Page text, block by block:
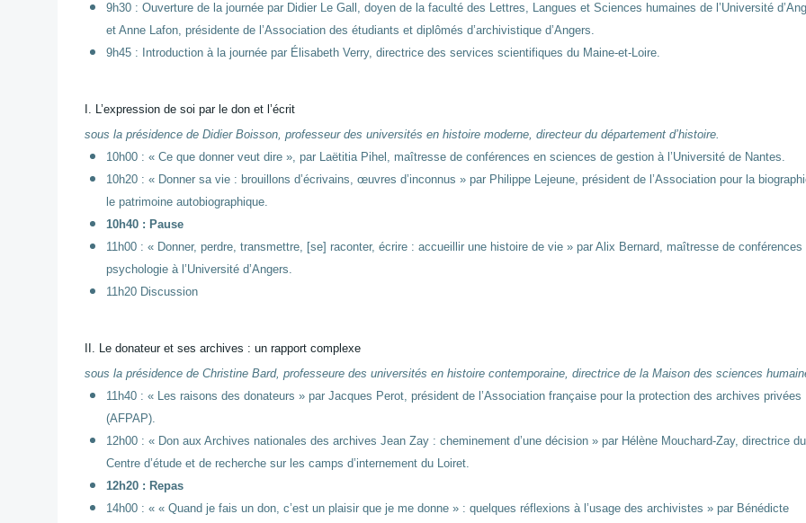
9h30 : Ouverture de la journée par Didier Le Gall, doyen de la faculté des Lettres, Langues et Sciences humaines de l’Université
et Anne Lafon, présidente de l’Association des étudiants et diplômés d’archivistique d’Angers.
9h45 : Introduction à la journée par Élisabeth Verry, directrice des services scientifiques du Maine-et-Loire.
I. L’expression de soi par le don et l’écrit
sous la présidence de Didier Boisson, professeur des universités en histoire moderne, directeur du département d’histoire.
10h00 : « Ce que donner veut dire », par Laëtitia Pihel, maîtresse de conférences en sciences de gestion à l’Université de Nantes.
10h20 : « Donner sa vie : brouillons d’écrivains, œuvres d’inconnus » par Philippe Lejeune, président de l’Association pour la
le patrimoine autobiographique.
10h40 : Pause
11h00 : « Donner, perdre, transmettre, [se] raconter, écrire : accueillir une histoire de vie » par Alix Bernard, maîtresse de conférences
psychologie à l’Université d’Angers.
11h20 Discussion
II. Le donateur et ses archives : un rapport complexe
sous la présidence de Christine Bard, professeure des universités en histoire contemporaine, directrice de la Maison des sciences
11h40 : « Les raisons des donateurs » par Jacques Perot, président de l’Association française pour la protection des archives privées
(AFPAP).
12h00 : « Don aux Archives nationales des archives Jean Zay : cheminement d’une décision » par Hélène Mouchard-Zay, directrice du
Centre d’étude et de recherche sur les camps d’internement du Loiret.
12h20 : Repas
14h00 : « « Quand je fais un don, c’est un plaisir que je me donne » : quelques réflexions à l’usage des archivistes » par Bénédicte